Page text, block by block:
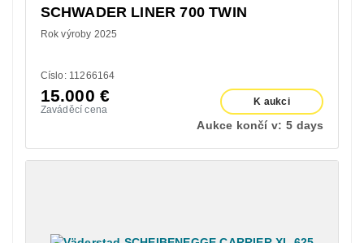
SCHWADER LINER 700 TWIN
Rok výroby 2025
Císlo: 11266164
15.000 €
Zaváděcí cena
K aukci
Aukce končí v: 5 days